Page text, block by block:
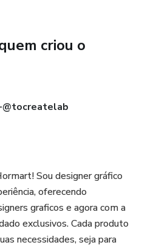
sociaiscriou o
@tocreatelab
Sou designer gráfico
oferecendo
graficos e agora com a
exclusivos. Cada produto
necessidades, seja para